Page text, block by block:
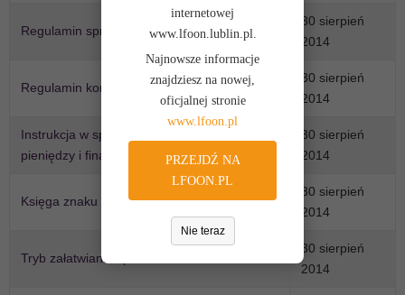
Regulamin sprzedaży usług i produktów
30 sierpień
2014
Regulamin konferencji
30 sierpień
2014
Instrukcja w sprawie przeciwdziałania praniu
pieniędzy i finansowania terroryzmu
30 sierpień
2014
Księga znaku Naszej Fundacji
30 sierpień
2014
Tryb załatwiania spraw i wniosków
30 sierpień
2014
internetowej
www.lfoon.lublin.pl.
Najnowsze informacje
znajdziesz na nowej,
oficjalnej stronie
www.lfoon.pl
PRZEJDŹ NA
LFOON.PL
Nie teraz